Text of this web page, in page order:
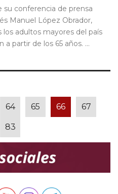
conferencia de prensa
Manuel López Obrador,
adultos mayores del país
partir de los 65 años. ...
64 65 66 67
83